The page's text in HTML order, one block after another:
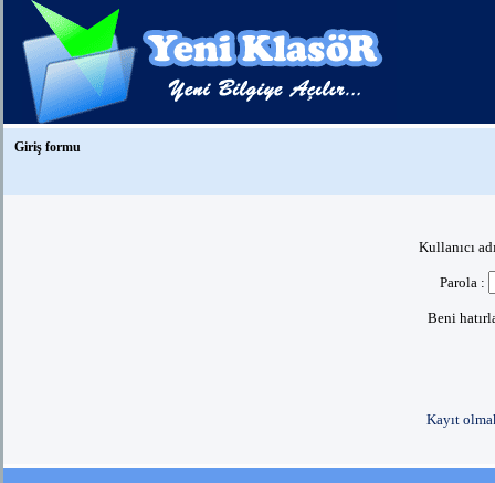
Giriş formu
Kullanıcı
Parola :
Beni
Kayıt